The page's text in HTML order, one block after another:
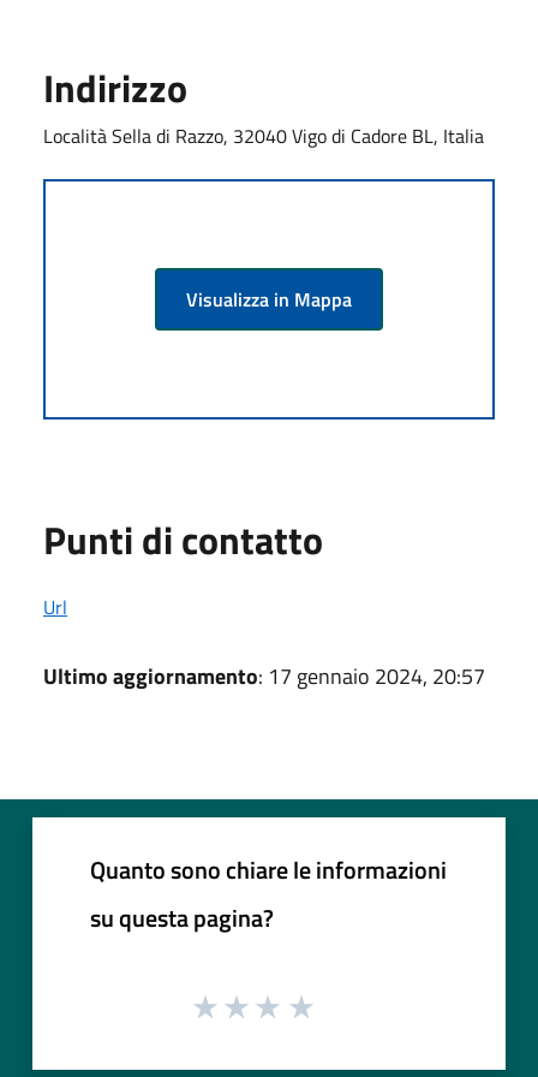
Indirizzo
Località Sella di Razzo, 32040 Vigo di Cadore BL, Italia
Visualizza in Mappa
Punti di contatto
Url
Ultimo aggiornamento: 17 gennaio 2024, 20:57
Quanto sono chiare le informazioni
su questa pagina?